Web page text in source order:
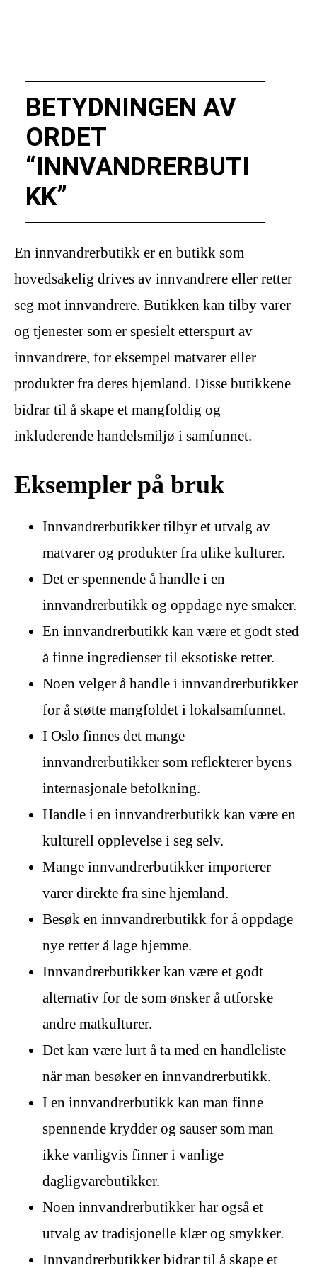
BETYDNINGEN AV
ORDET
“INNVANDRERBUTI
KK”
En innvandrerbutikk er en butikk som
hovedsakelig drives av innvandrere eller retter
seg mot innvandrere. Butikken kan tilby varer
og tjenester som er spesielt etterspurt av
innvandrere, for eksempel matvarer eller
produkter fra deres hjemland. Disse butikkene
bidrar til å skape et mangfoldig og
inkluderende handelsmiljø i samfunnet.
Eksempler på bruk
Innvandrerbutikker tilbyr et utvalg av
matvarer og produkter fra ulike kulturer.
Det er spennende å handle i en
innvandrerbutikk og oppdage nye smaker.
En innvandrerbutikk kan være et godt sted
å finne ingredienser til eksotiske retter.
Noen velger å handle i innvandrerbutikker
for å støtte mangfoldet i lokalsamfunnet.
I Oslo finnes det mange
innvandrerbutikker som reflekterer byens
internasjonale befolkning.
Handle i en innvandrerbutikk kan være en
kulturell opplevelse i seg selv.
Mange innvandrerbutikker importerer
varer direkte fra sine hjemland.
Besøk en innvandrerbutikk for å oppdage
nye retter å lage hjemme.
Innvandrerbutikker kan være et godt
alternativ for de som ønsker å utforske
andre matkulturer.
Det kan være lurt å ta med en handleliste
når man besøker en innvandrerbutikk.
I en innvandrerbutikk kan man finne
spennende krydder og sauser som man
ikke vanligvis finner i vanlige
dagligvarebutikker.
Noen innvandrerbutikker har også et
utvalg av tradisjonelle klær og smykker.
Innvandrerbutikker bidrar til å skape et